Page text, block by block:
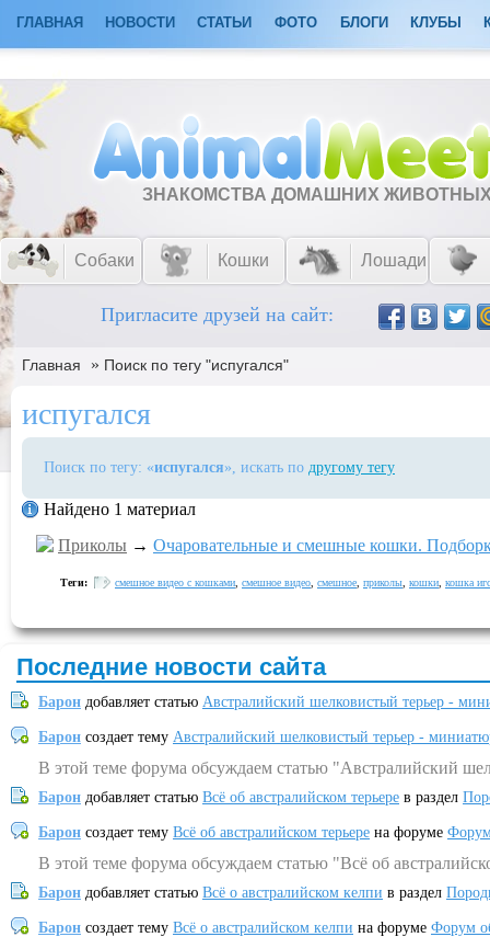
ГЛАВНАЯ НОВОСТИ СТАТЬИ ФОТО БЛОГИ КЛУБЫ
ЗНАКОМСТВА ДОМАШНИХ
Собаки Кошки Лошади
Пригласите друзей на сайт:
Главная » Поиск по тегу "испугался"
испугался
Поиск по тегу: «испугался», искать по другому тегу
Найдено 1 материал
Приколы → Очаровательные и смешные кошки.
Теги: смешное видео с кошками смешное видео смешное приколы кошки кошка
Последние новости сайта
Барон добавляет статью Австралийский шелковистый терьер -
Барон создает тему Австралийский шелковистый терьер -
В этой теме форума обсуждаем статью "Австралийский
Барон добавляет статью Всё об австралийском терьере в раздел
Барон создает тему Всё об австралийском терьере на форуме
В этой теме форума обсуждаем статью "Всё об
Барон добавляет статью Всё о австралийском келпи в раздел
Барон создает тему Всё о австралийском келпи на форуме Форум